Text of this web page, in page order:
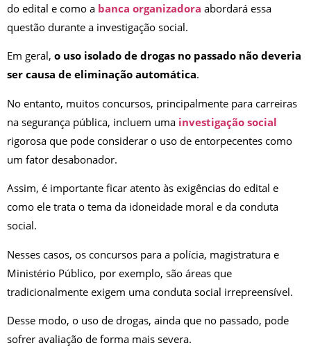
do edital e como a banca organizadora abordará essa
questão durante a investigação social.
Em geral, o uso isolado de drogas no passado não deveria
ser causa de eliminação automática.
No entanto, muitos concursos, principalmente para carreiras
na segurança pública, incluem uma investigação social
rigorosa que pode considerar o uso de entorpecentes como
um fator desabonador.
Assim, é importante ficar atento às exigências do edital e
como ele trata o tema da idoneidade moral e da conduta
social.
Nesses casos, os concursos para a polícia, magistratura e
Ministério Público, por exemplo, são áreas que
tradicionalmente exigem uma conduta social irrepreensível.
Desse modo, o uso de drogas, ainda que no passado, pode
sofrer avaliação de forma mais severa.